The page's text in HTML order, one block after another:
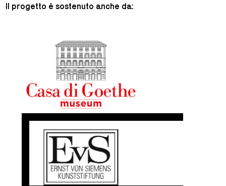
Il progetto è sostenuto anche da: